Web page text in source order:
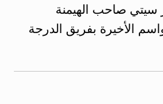
سيتي صاحب الهيمنة
الأخيرة بفريق الدرجة